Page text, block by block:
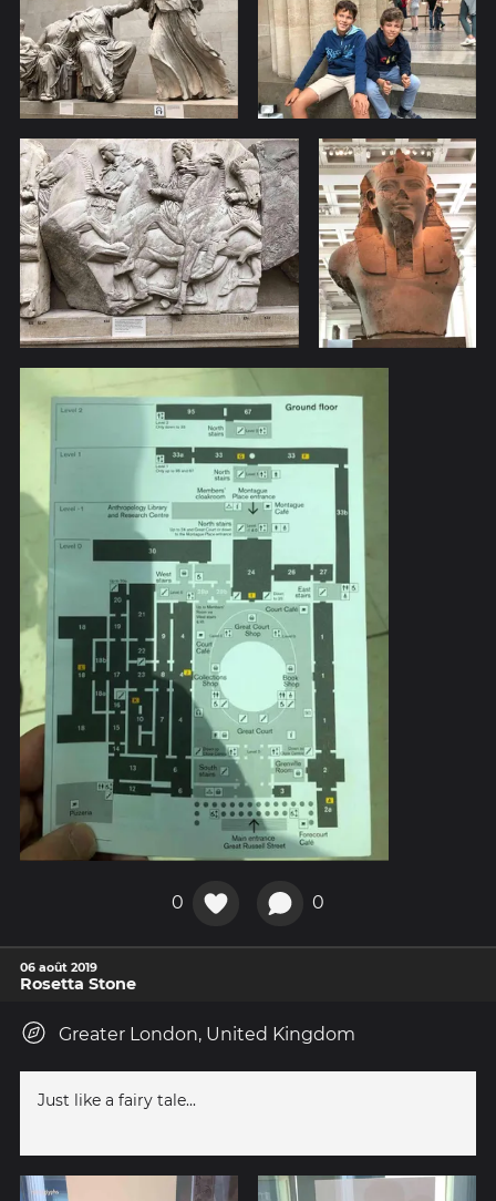
0 0
06 août 2019
Rosetta Stone
Greater London, United Kingdom
Just like a fairy tale...